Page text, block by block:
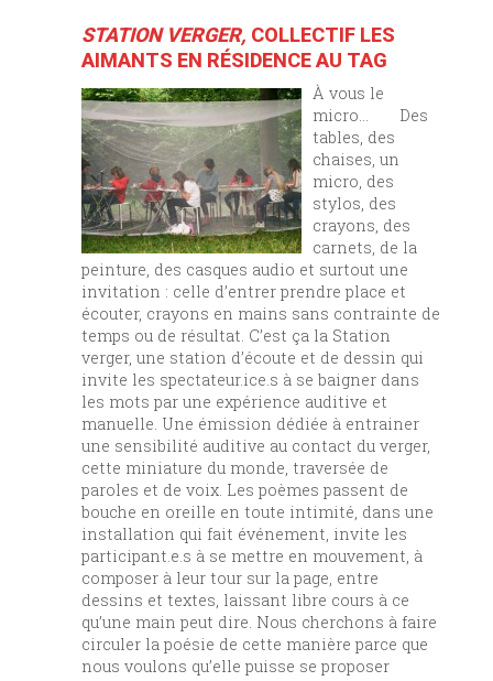
STATION VERGER, COLLECTIF LES
AIMANTS EN RÉSIDENCE AU TAG
À vous le
micro… Des
tables, des
chaises, un
micro, des
stylos, des
crayons, des
carnets, de la
peinture, des casques audio et surtout une
invitation : celle d’entrer prendre place et
écouter, crayons en mains sans contrainte de
temps ou de résultat. C’est ça la Station
verger, une station d’écoute et de dessin qui
invite les spectateur.ice.s à se baigner dans
les mots par une expérience auditive et
manuelle. Une émission dédiée à entrainer
une sensibilité auditive au contact du verger,
cette miniature du monde, traversée de
paroles et de voix. Les poèmes passent de
bouche en oreille en toute intimité, dans une
installation qui fait événement, invite les
participant.e.s à se mettre en mouvement, à
composer à leur tour sur la page, entre
dessins et textes, laissant libre cours à ce
qu’une main peut dire. Nous cherchons à faire
circuler la poésie de cette manière parce que
nous voulons qu’elle puisse se proposer